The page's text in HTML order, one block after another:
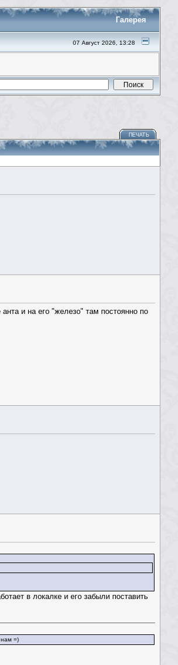
Галерея
07 Август 2026, 13:28
ПЕЧАТЬ
и на его "железо" там постоянно по
в локалке и его забыли поставить
нам =)